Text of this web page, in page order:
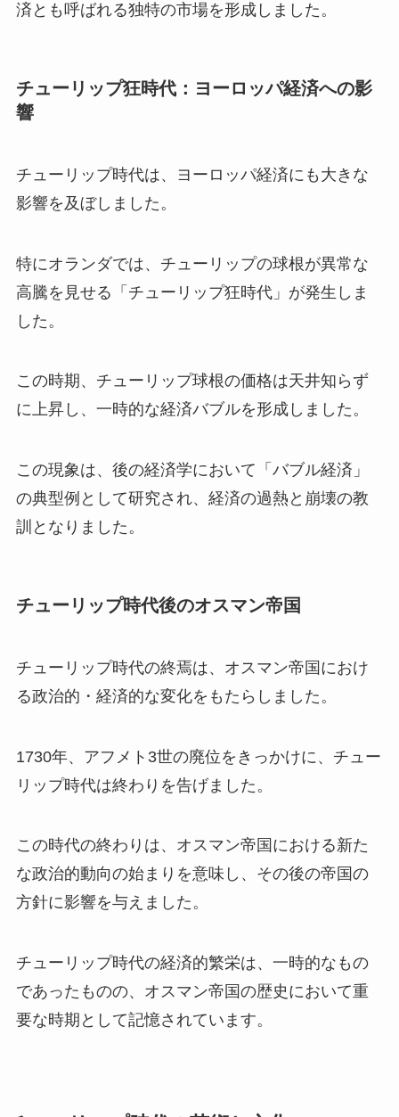
済とも呼ばれる独特の市場を形成しました。
チューリップ狂時代：ヨーロッパ経済への影
響
チューリップ時代は、ヨーロッパ経済にも大きな
影響を及ぼしました。
特にオランダでは、チューリップの球根が異常な
高騰を見せる「チューリップ狂時代」が発生しま
した。
この時期、チューリップ球根の価格は天井知らず
に上昇し、一時的な経済バブルを形成しました。
この現象は、後の経済学において「バブル経済」
の典型例として研究され、経済の過熱と崩壊の教
訓となりました。
チューリップ時代後のオスマン帝国
チューリップ時代の終焉は、オスマン帝国におけ
る政治的・経済的な変化をもたらしました。
1730年、アフメト3世の廃位をきっかけに、チュー
リップ時代は終わりを告げました。
この時代の終わりは、オスマン帝国における新た
な政治的動向の始まりを意味し、その後の帝国の
方針に影響を与えました。
チューリップ時代の経済的繁栄は、一時的なもの
であったものの、オスマン帝国の歴史において重
要な時期として記憶されています。